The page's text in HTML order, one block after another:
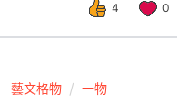
4 0
藝文格物 一物